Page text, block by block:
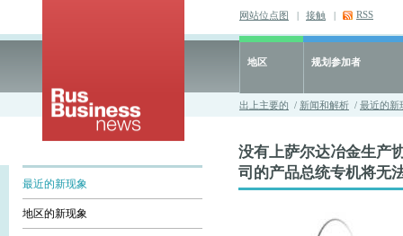
网站位点图 | 接触 | RSS
地区 规划参加者
出上主要的 / 新闻和解析 / 最近的新
最近的新现象
地区的新现象
没有上萨尔达冶金生产
司的产品总统专机将无